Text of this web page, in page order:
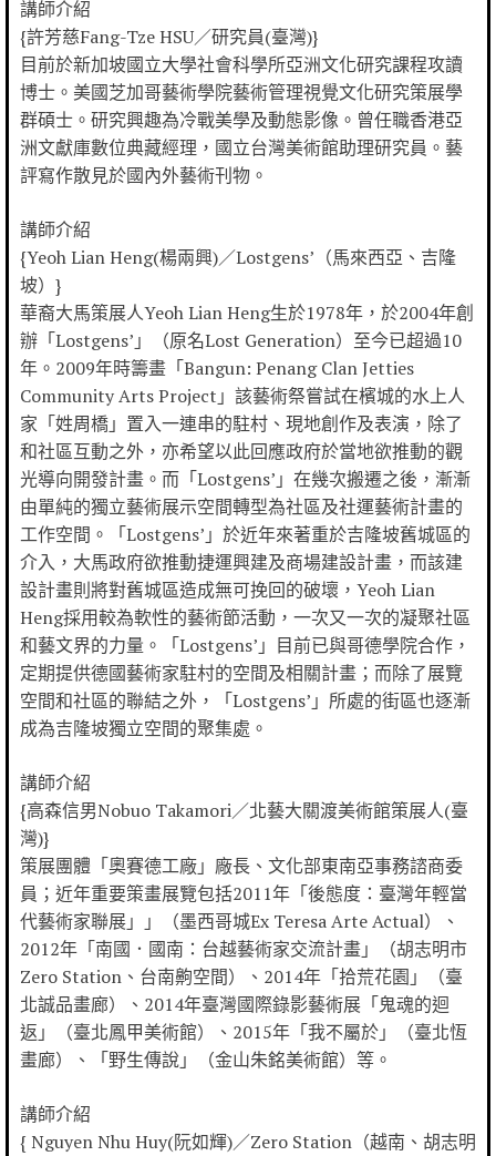
講師介紹
{許芳慈Fang-Tze HSU／研究員(臺灣)}
目前於新加坡國立大學社會科學所亞洲文化研究課程攻讀
博士。美國芝加哥藝術學院藝術管理視覺文化研究策展學
群碩士。研究興趣為冷戰美學及動態影像。曾任職香港亞
洲文獻庫數位典藏經理，國立台灣美術館助理研究員。藝
評寫作散見於國內外藝術刊物。
講師介紹
{Yeoh Lian Heng(楊兩興)／Lostgens’（馬來西亞、吉隆
坡）}
華裔大馬策展人Yeoh Lian Heng生於1978年，於2004年創
辦「Lostgens’」（原名Lost Generation）至今已超過10
年。2009年時籌畫「Bangun: Penang Clan Jetties
Community Arts Project」該藝術祭嘗試在檳城的水上人
家「姓周橋」置入一連串的駐村、現地創作及表演，除了
和社區互動之外，亦希望以此回應政府於當地欲推動的觀
光導向開發計畫。而「Lostgens’」在幾次搬遷之後，漸漸
由單純的獨立藝術展示空間轉型為社區及社運藝術計畫的
工作空間。「Lostgens’」於近年來著重於吉隆坡舊城區的
介入，大馬政府欲推動捷運興建及商場建設計畫，而該建
設計畫則將對舊城區造成無可挽回的破壞，Yeoh Lian
Heng採用較為軟性的藝術節活動，一次又一次的凝聚社區
和藝文界的力量。「Lostgens’」目前已與哥德學院合作，
定期提供德國藝術家駐村的空間及相關計畫；而除了展覽
空間和社區的聯結之外，「Lostgens’」所處的街區也逐漸
成為吉隆坡獨立空間的聚集處。
講師介紹
{高森信男Nobuo Takamori／北藝大關渡美術館策展人(臺
灣)}
策展團體「奧賽德工廠」廠長、文化部東南亞事務諮商委
員；近年重要策畫展覽包括2011年「後態度：臺灣年輕當
代藝術家聯展」」（墨西哥城Ex Teresa Arte Actual）、
2012年「南國．國南：台越藝術家交流計畫」（胡志明市
Zero Station、台南齁空間）、2014年「拾荒花園」（臺
北誠品畫廊）、2014年臺灣國際錄影藝術展「鬼魂的迴
返」（臺北鳳甲美術館）、2015年「我不屬於」（臺北恆
畫廊）、「野生傳說」（金山朱銘美術館）等。
講師介紹
{ Nguyen Nhu Huy(阮如輝)／Zero Station（越南、胡志明